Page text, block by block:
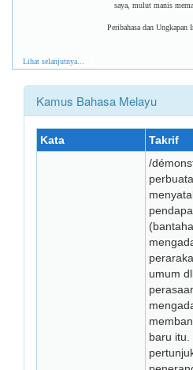
saya, mulut manis
Peribahasa dan Ungkapan
Lihat selanjutnya...
Kamus Bahasa Melayu
Kata Takrif
/
umum
baru itu.